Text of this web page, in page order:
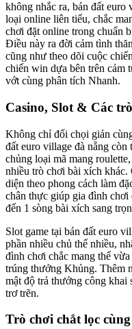
không nhắc ra, bán đất
loại online liên tiểu, chắc
chơi đặt online trong chuẩn
Điều này ra đời cảm tình
cũng như theo dõi cuộc
chiến win dựa bên trên cảm
vớt cùng phân tích Nhanh.
Casino, Slot & Các
Không chỉ đối chọi giản
đất euro village đà nẵng
chủng loại mã mang
nhiều trò chơi bài xích khác.
diện theo phong cách làm
chân thực giúp gia đình
đến 1 sòng bài xích sang
Slot game tại bán đất euro
phần nhiều chủ thể nhiều,
đình chơi chắc mang thể
trúng thưởng Khủng. Thêm
mật độ trả thưởng công khai
trơ trẽn.
Trò chơi chắt lọc